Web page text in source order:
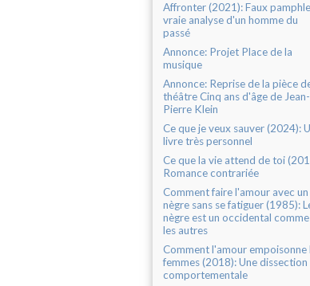
Affronter (2021): Faux
vraie analyse d'un homme du
passé
Annonce: Projet Place de la
musique
Annonce: Reprise de la pièce
théâtre Cinq ans d'âge de Jean-
Pierre Klein
Ce que je veux sauver (2024):
livre très personnel
Ce que la vie attend de toi
Romance contrariée
Comment faire l'amour avec un
nègre sans se fatiguer (1985):
nègre est un occidental comme
les autres
Comment l'amour empoisonne
femmes (2018): Une dissection
comportementale